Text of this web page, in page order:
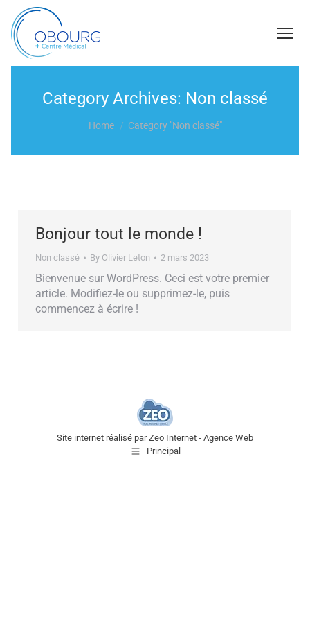
Category Archives: Non classé
Home Category "Non classé"
Bonjour tout le monde !
Non classé By Olivier Leton 2 mars 2023
Bienvenue sur WordPress. Ceci est votre premier
article. Modifiez-le ou supprimez-le, puis
commencez à écrire !
Site internet réalisé parZeo Internet - Agence Web
Principal